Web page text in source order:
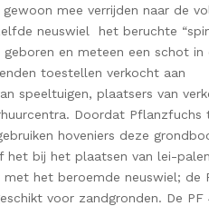
mee verrijden naar de
neuswiel het beruchte
en meteen een schot in
toestellen verkocht aan
speeltuigen, plaatsers van
Doordat
hoveniers deze
bij het plaatsen van lei-
het beroemde neuswiel; de
voor zandgronden. De